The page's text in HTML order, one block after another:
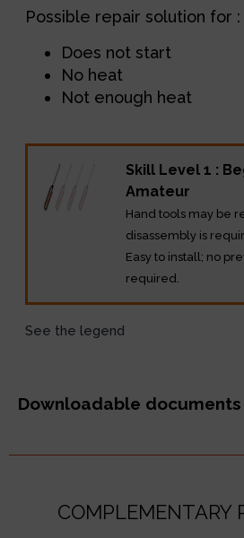
Possible repair solution for :
Does not start
No heat
Not enough heat
Skill Level 1 :
Amateur
Hand tools may be
disassembly is
Easy to install; no
required.
See the legend
Downloadable documents
COMPLEMENTARY